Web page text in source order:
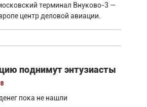
терминал Внуково-3 —
центр деловой авиации.
поднимут энтузиасты
пока не нашли